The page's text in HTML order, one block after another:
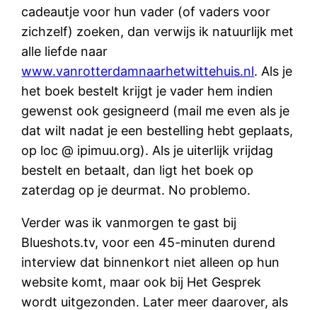
cadeautje voor hun vader (of vaders voor
zichzelf) zoeken, dan verwijs ik natuurlijk met
alle liefde naar
www.vanrotterdamnaarhetwittehuis.nl. Als je
het boek bestelt krijgt je vader hem indien
gewenst ook gesigneerd (mail me even als je
dat wilt nadat je een bestelling hebt geplaats,
op loc @ ipimuu.org). Als je uiterlijk vrijdag
bestelt en betaalt, dan ligt het boek op
zaterdag op je deurmat. No problemo.
Verder was ik vanmorgen te gast bij
Blueshots.tv, voor een 45-minuten durend
interview dat binnenkort niet alleen op hun
website komt, maar ook bij Het Gesprek
wordt uitgezonden. Later meer daarover, als